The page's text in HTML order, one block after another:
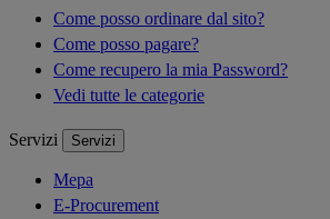
Come posso ordinare dal sito?
Come posso pagare?
Come recupero la mia Password?
Vedi tutte le categorie
Servizi Servizi
Mepa
E-Procurement